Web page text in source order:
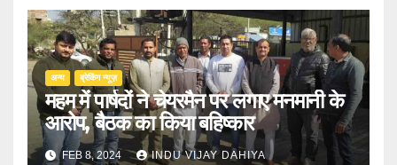
अन्य ब्रेकिंग न्यूज़
महम में पार्षदों ने चेयरमैन पर लगाए मनमानी के
आरोप, बैठक का किया बहिष्कार
FEB 8, 2024 INDU VIJAY DAHIYA